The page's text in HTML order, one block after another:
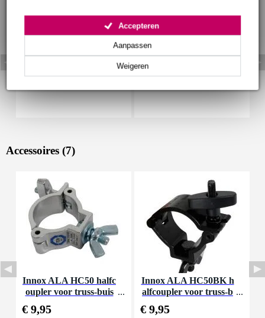
Weigeren
Aanpassen
Accepteren
Accessoires (7)
Innox ALA HC50 halfc
oupler voor truss-buis
€ 9,95
Innox ALA HC50BK h
alfcoupler voor truss-b
€ 9,95